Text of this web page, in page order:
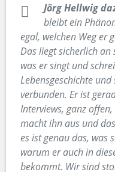
Jörg Hellwig
bleibt ein
egal, welchen Weg er
Das liegt sicherlich an
was er singt und
Lebensgeschichte
verbunden. Er ist
Interviews, ganz
macht ihn aus und
es ist genau das, was
warum er auch in
bekommt. Wir sind